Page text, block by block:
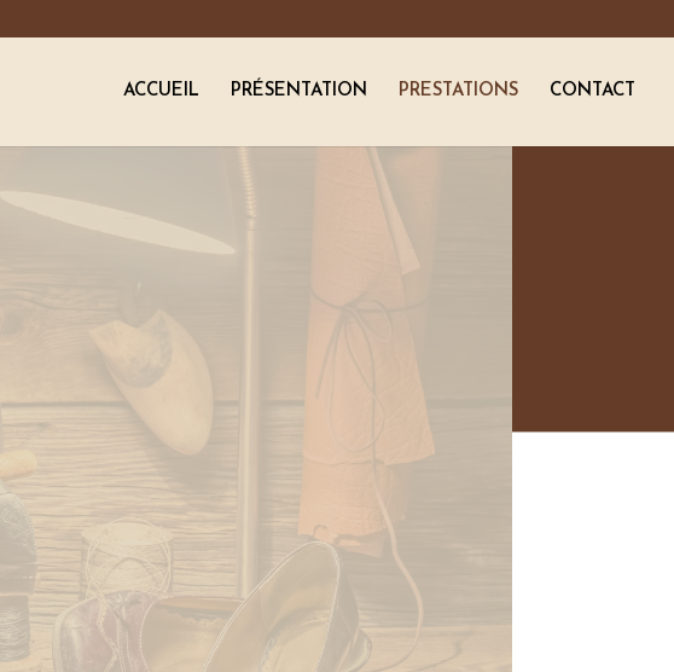
ACCUEIL PRÉSENTATION PRESTATIONS CONTACT